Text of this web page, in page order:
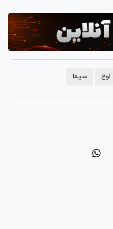
اوج سیما